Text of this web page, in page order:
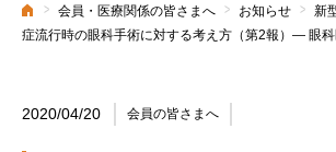
ホーム
> 会員・医療関係の皆さまへ > お知らせ > 新
症流行時の眼科手術に対する考え方（第2報）― 眼
2020/04/20 会員の皆さまへ